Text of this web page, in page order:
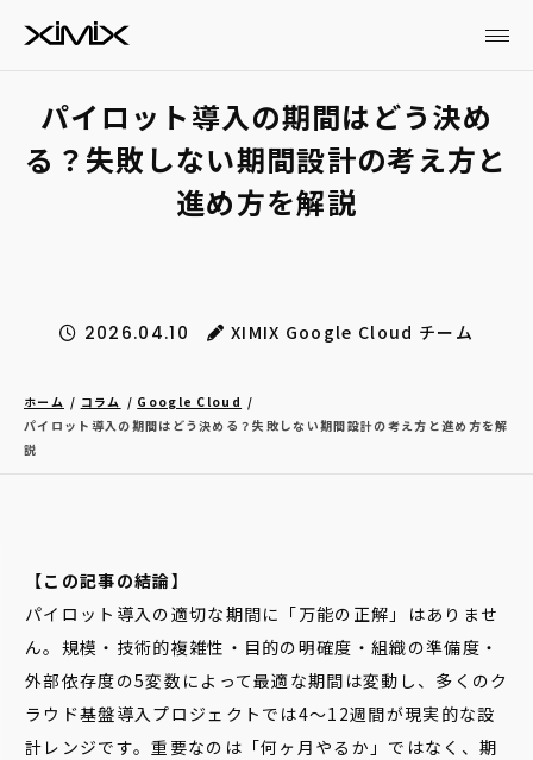
パイロット導入の期間はどう決め
る？失敗しない期間設計の考え方と
進め方を解説
2026.04.10 XIMIX Google Cloud チーム
ホーム コラム
Google Cloud
パイロット導入の期間はどう決める？失敗しない期間設計の考え方と進め方を解
説
【この記事の結論】
パイロット導入の適切な期間に「万能の正解」はありませ
ん。規模・技術的複雑性・目的の明確度・組織の準備度・
外部依存度の5変数によって最適な期間は変動し、多くのク
ラウド基盤導入プロジェクトでは4〜12週間が現実的な設
計レンジです。重要なのは「何ヶ月やるか」ではなく、期